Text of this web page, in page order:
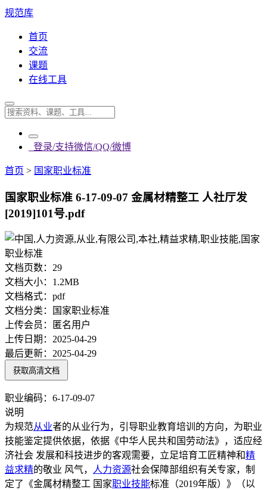
规范库
首页
交流
课题
在线工具
登录/支持微信/QQ/微博
首页 > 国家职业标准
国家职业标准 6-17-09-07 金属材精整工 人社厅发
[2019]101号.pdf
文档页数： 29
文档大小： 1.2MB
文档格式： pdf
文档分类：
国家职业标准
上传会员：
匿名用户
上传日期： 2025-04-29
最后更新： 2025-04-29
获取高清文档
职业编码：6-17-09-07
说明
为规范从业者的从业行为，引导职业教育培训的方向，为职业
技能鉴定提供依据，依据《中华人民共和国劳动法》，适应经
济社会 发展和科技进步的客观需要，立足培育工匠精神和精
益求精的敬业 风气， 人力资源社会保障部组织有关专家，制
定了《金属材精整工 国家职业技能标准（2019年版）》（以